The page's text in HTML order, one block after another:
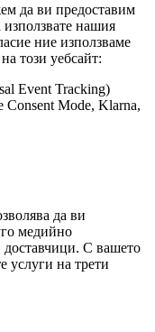
да ви предоставим
нашия
ние използваме
този уебсайт:
Event Tracking)
Consent Mode, Klarna,
да ви
медийно
С вашето
услуги на трети